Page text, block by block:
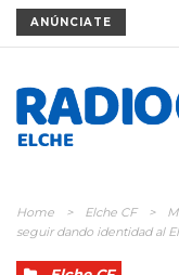
ANÚNCIATE
Home > Elche CF >
seguir dando identidad al